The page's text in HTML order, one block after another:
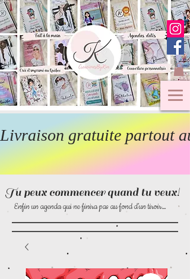
Tu peux commencer quand tu veux!
Enfin un agenda qui ne finira pas au fond d’un tiroir…
Livraison gratuite partout